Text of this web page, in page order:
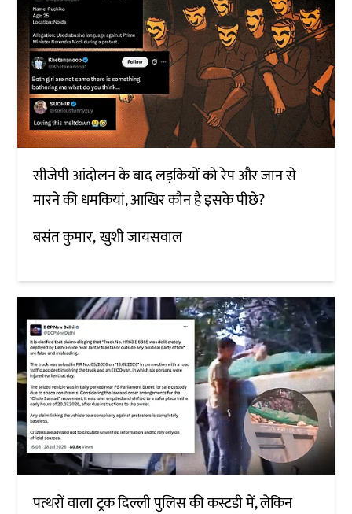
सीजेपी आंदोलन के बाद लड़कियों को रेप और जान से
मारने की धमकियां, आखिर कौन है इसके पीछे?
बसंत कुमार खुशी जायसवाल
पत्थरों वाला ट्रक दिल्ली पुलिस की कस्टडी में, लेकिन